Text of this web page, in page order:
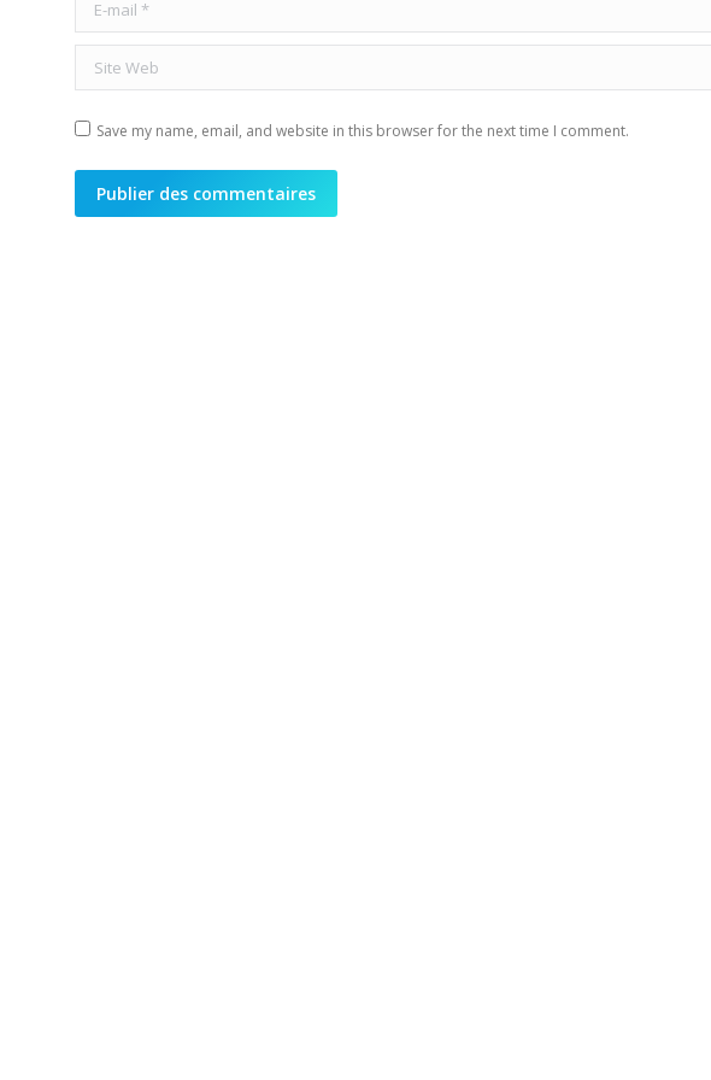
Site Web
Save my name, email, and website in this browser for the next time I comment.
Publier des commentaires